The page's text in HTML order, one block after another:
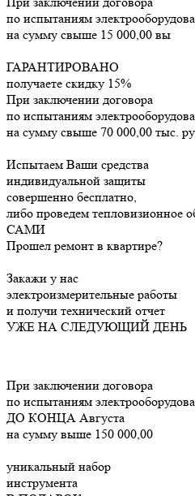
по испытаниям
на сумму свыше 15 000,00 вы
ГАРАНТИРОВАНО
получаете скидку 15%
При заключении договора
по испытаниям
на сумму свыше 70 000,00 тыс.
Испытаем Ваши средства
индивидуальной защиты
совершенно бесплатно,
либо проведем тепловизионное
САМИ
Прошел ремонт в квартире?
Закажи у нас
электроизмерительные работы
и получи технический отчет
УЖЕ НА СЛЕДУЮЩИЙ ДЕНЬ
При заключении договора
по испытаниям
ДО КОНЦА Августа
на сумму выше 150 000,00
уникальный набор
инструмента